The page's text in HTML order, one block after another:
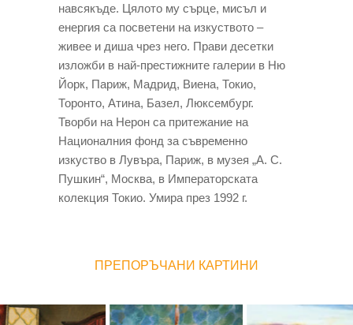
навсякъде. Цялото му сърце, мисъл и
енергия са посветени на изкуството –
живее и диша чрез него. Прави десетки
изложби в най-престижните галерии в Ню
Йорк, Париж, Мадрид, Виена, Токио,
Торонто, Атина, Базел, Люксембург.
Творби на Нерон са притежание на
Националния фонд за съвременно
изкуство в Лувъра, Париж, в музея „А. С.
Пушкин“, Москва, в Императорската
колекция Токио. Умира през 1992 г.
ПРЕПОРЪЧАНИ КАРТИНИ